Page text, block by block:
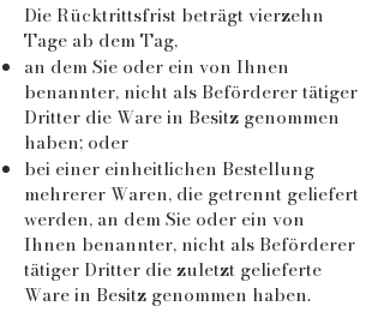
Die Rücktrittsfrist beträgt vierzehn
Tage ab dem Tag,
an dem Sie oder ein von Ihnen
benannter, nicht als Beförderer tätiger
Dritter die Ware in Besitz genommen
haben; oder
bei einer einheitlichen Bestellung
mehrerer Waren, die getrennt geliefert
werden, an dem Sie oder ein von
Ihnen benannter, nicht als Beförderer
tätiger Dritter die zuletzt gelieferte
Ware in Besitz genommen haben.